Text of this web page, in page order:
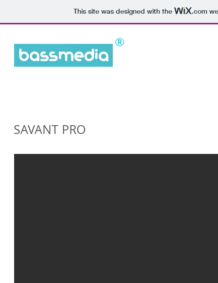
This site was designed with the .com
®
SAVANT PRO